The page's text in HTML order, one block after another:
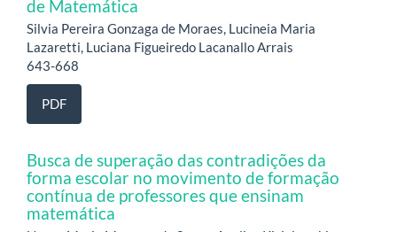
de Matemática
Silvia Pereira Gonzaga de Moraes, Lucineia Maria
Lazaretti, Luciana Figueiredo Lacanallo Arrais
643-668
PDF
Busca de superação das contradições da
forma escolar no movimento de formação
contínua de professores que ensinam
matemática